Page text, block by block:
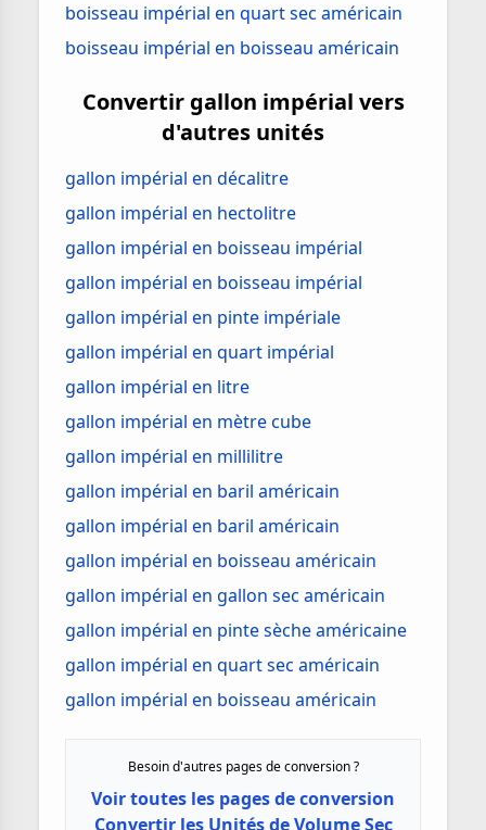
boisseau impérial en quart sec américain
boisseau impérial en boisseau américain
Convertir gallon impérial vers
d'autres unités
gallon impérial en décalitre
gallon impérial en hectolitre
gallon impérial en boisseau impérial
gallon impérial en boisseau impérial
gallon impérial en pinte impériale
gallon impérial en quart impérial
gallon impérial en litre
gallon impérial en mètre cube
gallon impérial en millilitre
gallon impérial en baril américain
gallon impérial en baril américain
gallon impérial en boisseau américain
gallon impérial en gallon sec américain
gallon impérial en pinte sèche américaine
gallon impérial en quart sec américain
gallon impérial en boisseau américain
Besoin d'autres pages de conversion ?
Voir toutes les pages de conversion
Convertir les Unités de Volume Sec